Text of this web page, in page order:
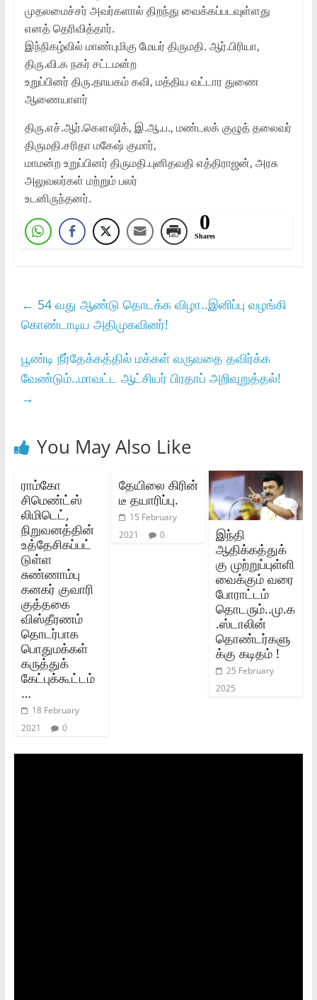
முதலமைச்சர் அவர்களால் திறந்து வைக்கப்படவுள்ளது
எனத் தெரிவித்தார்.
இந்நிகழ்வில் மாண்புமிகு மேயர் திருமதி. ஆர்.பிரியா,
திரு.வி.க நகர் சட்டமன்ற
உறுப்பினர் திரு.தாயகம் கவி, மத்திய வட்டார துணை
ஆணையாளர்
திரு.எச்.ஆர்.கௌஷிக், இ.ஆ.ப., மண்டலக் குழுத் தலைவர்
திருமதி.சரிதா மகேஷ் குமார்,
மாமன்ற உறுப்பினர் திருமதி.புனிதவதி எத்திராஜன், அரசு
அலுவலர்கள் மற்றும் பலர்
உடனிருந்தனர்.
0
Shares
← 54 வது ஆண்டு தொடக்க விழா..இனிப்பு வழங்கி
கொண்டாடிய அதிமுகவினர்!
பூண்டி நீர்தேக்கத்தில் மக்கள் வருவதை தவிர்க்க
வேண்டும்..மாவட்ட ஆட்சியர் பிரதாப் அறிவுறுத்தல்!
→
You May Also Like
ராம்கோ
சிமெண்ட்ஸ்‌
லிமிடெட்‌,
நிறுவனத்தின்‌
உத்தேசிகப்பட்
டுள்ள
சுண்ணாம்பு
கனகர்‌ குவாரி
குத்தகை
விஸ்தீரணம்‌
தொடர்பாக
பொதுமக்கள்‌
கருத்துக்‌
கேட்புக்கூட்டம்
…
18 February
2021
0
தேயிலை கிரின்
டீ தயாரிப்பு.
15 February
2021
0
இந்தி
ஆதிக்கத்துக்
கு முற்றுப்புள்ளி
வைக்கும் வரை
போராட்டம்
தொடரும்..மு.க
.ஸ்டாலின்
தொண்டர்களு
க்கு கடிதம் !
25 February
2025